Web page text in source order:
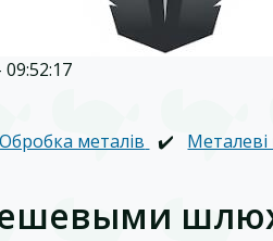
09:52:17
Обробка металів ✔️ Металеві